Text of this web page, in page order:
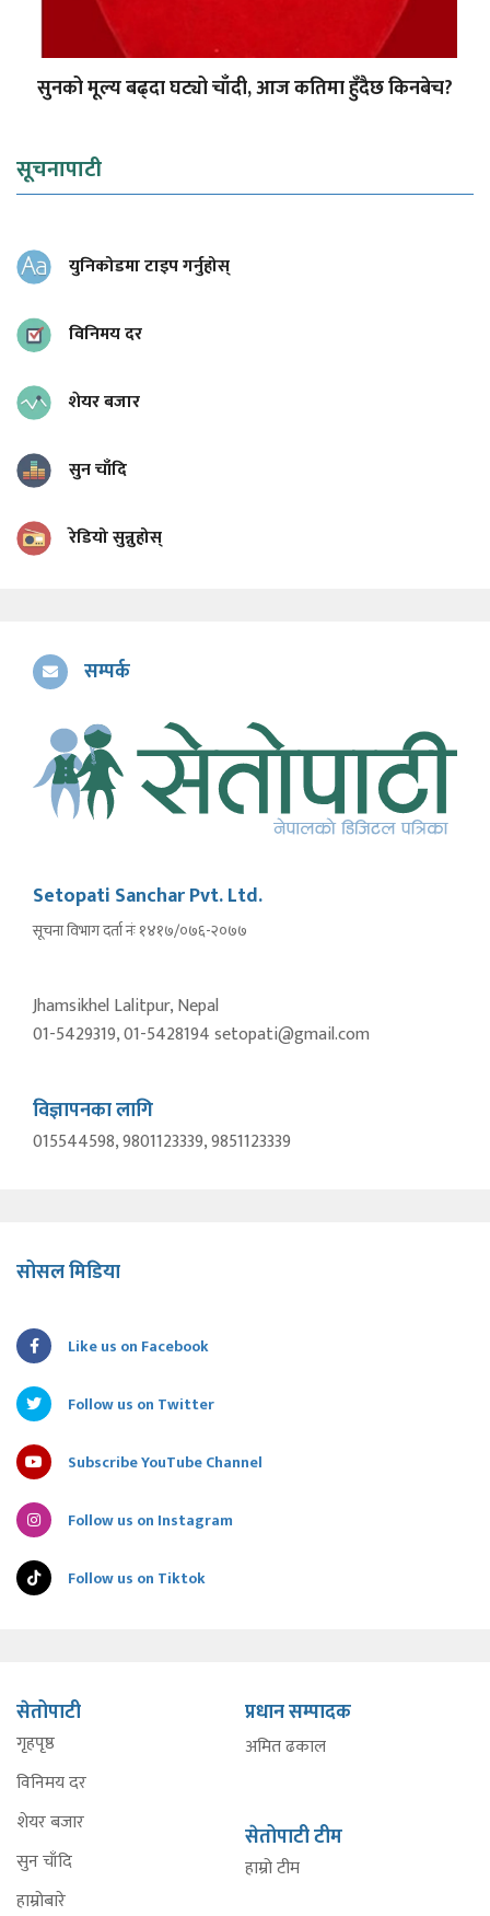
सुनको मूल्य बढ्दा घट्यो चाँदी, आज कतिमा हुँदैछ किनबेच?
सूचनापाटी
युनिकोडमा टाइप गर्नुहोस्
विनिमय दर
शेयर बजार
सुन चाँदि
रेडियो सुन्नुहोस्
सम्पर्क
Setopati Sanchar Pvt. Ltd.
सूचना विभाग दर्ता नंः १४१७/०७६-२०७७
Jhamsikhel Lalitpur, Nepal
01-5429319, 01-5428194 setopati@gmail.com
विज्ञापनका लागि
015544598, 9801123339, 9851123339
सोसल मिडिया
Like us on Facebook
Follow us on Twitter
Subscribe YouTube Channel
Follow us on Instagram
Follow us on Tiktok
सेतोपाटी
गृहपृष्ठ
विनिमय दर
शेयर बजार
सुन चाँदि
हाम्रोबारे
प्रधान सम्पादक
अमित ढकाल
सेतोपाटी टीम
हाम्रो टीम